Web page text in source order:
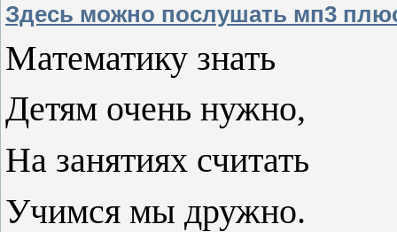
Здесь можно послушать мп3
Математику знать
Детям очень нужно,
На занятиях считать
Учимся мы дружно.